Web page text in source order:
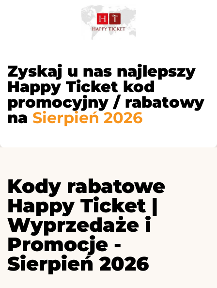
Zyskaj u nas najlepszy
Happy Ticket kod
promocyjny / rabatowy
na Sierpień 2026
Kody rabatowe
Happy Ticket |
Wyprzedaże i
Promocje -
Sierpień 2026